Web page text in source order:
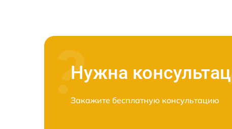
Нужна
Закажите бесплатную консультацию